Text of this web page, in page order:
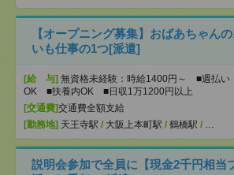
【オープニング募集】おばあちゃん
いも仕事の1つ[派遣]
[給 与] 無資格未経験：時給1400円～ ■週払い
OK ■扶養内OK ■日収1万1200円以上
[交通費]交通費全額支給
[勤務地] 天王寺駅 / 大阪上本町駅 / 鶴橋駅 / …
説明会参加で全員に【現金2千円相当